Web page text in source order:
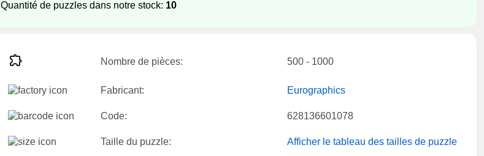
Quantité de puzzles dans notre stock: 10
Nombre de pièces: 500 - 1000
Fabricant: Eurographics
Code: 628136601078
Taille du puzzle: Afficher le tableau des tailles de puzzle